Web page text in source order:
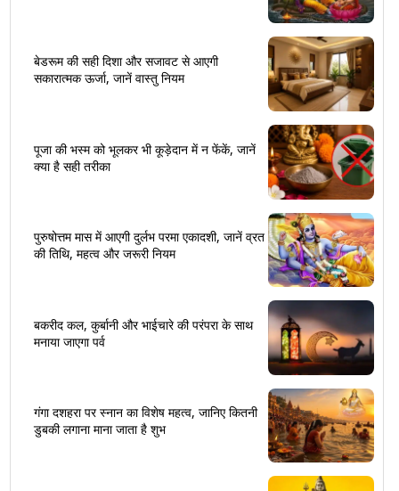
बेडरूम की सही दिशा और सजावट से आएगी
सकारात्मक ऊर्जा, जानें वास्तु नियम
पूजा की भस्म को भूलकर भी कूड़ेदान में न फेंकें, जानें
क्या है सही तरीका
पुरुषोत्तम मास में आएगी दुर्लभ परमा एकादशी, जानें व्रत
की तिथि, महत्व और जरूरी नियम
बकरीद कल, कुर्बानी और भाईचारे की परंपरा के साथ
मनाया जाएगा पर्व
गंगा दशहरा पर स्नान का विशेष महत्व, जानिए कितनी
डुबकी लगाना माना जाता है शुभ